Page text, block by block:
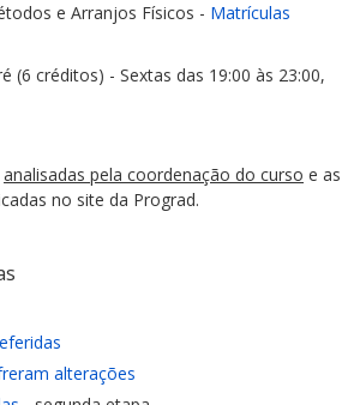
e Arranjos Físicos - Matrículas
(6 créditos) - Sextas das 19:00 às 23:00,
analisadas pela coordenação do curso e as
no site da Prograd.
alterações